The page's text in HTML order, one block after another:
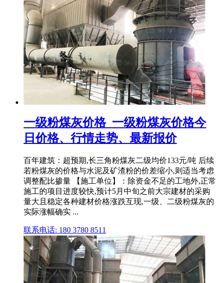
一级粉煤灰价格_一级粉煤灰价格今
日价格、行情走势、最新报价
百年建筑：超预期,长三角粉煤灰二级均价133元/吨 后续
若粉煤灰的价格与水泥及矿渣粉的价差缩小,则适当考虑
调整配比掺量 【施工单位】：除资金不足的工地外,正常
施工的项目进度较快,预计5月中旬之前大宗建材的采购
量大且稳定各种建材价格涨跌互现,一级、二级粉煤灰的
实际涨幅确实 ...
联系电话: 180 3780 8511